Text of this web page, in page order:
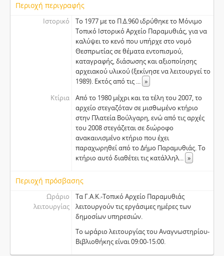
Περιοχή περιγραφής
Ιστορικό
Το 1977 με το Π.Δ.960 ιδρύθηκε το Μόνιμο
Τοπικό Ιστορικό Αρχείο Παραμυθιάς, για να
καλύψει το κενό που υπήρχε στο νομό
Θεσπρωτίας σε θέματα εντοπισμού,
καταγραφής, διάσωσης και αξιοποίησης
αρχειακού υλικού (ξεκίνησε να λειτουργεί το
1989). Εκτός από τις ... »
Κτίρια
Από το 1980 μέχρι και τα τέλη του 2007, το
αρχείο στεγαζόταν σε μισθωμένο κτήριο
στην Πλατεία Βούλγαρη, ενώ από τις αρχές
του 2008 στεγάζεται σε διώροφο
ανακαινισμένο κτήριο που έχει
παραχωρηθεί από το Δήμο Παραμυθιάς. Το
κτήριο αυτό διαθέτει τις κατάλληλ... »
Περιοχή πρόσβασης
Ωράριο
λειτουργίας
Τα Γ.Α.Κ.-Τοπικό Αρχείο Παραμυθιάς
λειτουργούν τις εργάσιμες ημέρες των
δημοσίων υπηρεσιών.
Το ωράριο λειτουργίας του Αναγνωστηρίου-
Βιβλιοθήκης είναι 09:00-15:00.